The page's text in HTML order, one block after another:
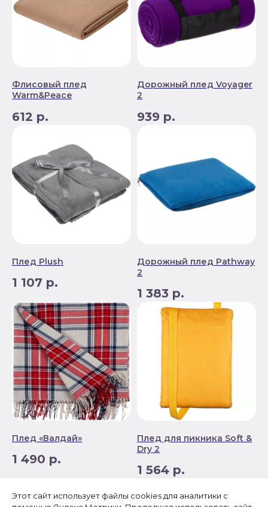
Флисовый плед
Warm&Peace
612 р.
Дорожный плед Voyager
2
939 р.
Плед Plush
1 107 р.
Дорожный плед Pathway
2
1 383 р.
Плед «Валдай»
1 490 р.
Плед для пикника Soft &
Dry 2
1 564 р.
Load more
Этот сайт использует файлы cookies для аналитики с